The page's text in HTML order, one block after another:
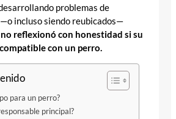
problemas de
incluso siendo reubicados—
reflexionó con honestidad si su
con un perro.
para un perro?
principal?